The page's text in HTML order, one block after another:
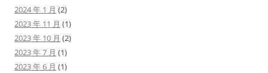
2024 年 1 月 (2)
2023 年 11 月 (1)
2023 年 10 月 (2)
2023 年 7 月 (1)
2023 年 6 月 (1)